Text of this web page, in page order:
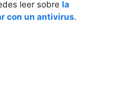
leer sobre la
con un antivirus.